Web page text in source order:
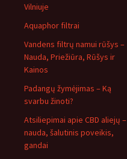
Vilniuje
Aquaphor filtrai
Vandens filtrų namui rūšys –
Nauda, Priežiūra, Rūšys ir
Kainos
Padangų žymėjimas – Ką
svarbu žinoti?
Atsiliepimai apie CBD aliejų –
nauda, šalutinis poveikis,
gandai